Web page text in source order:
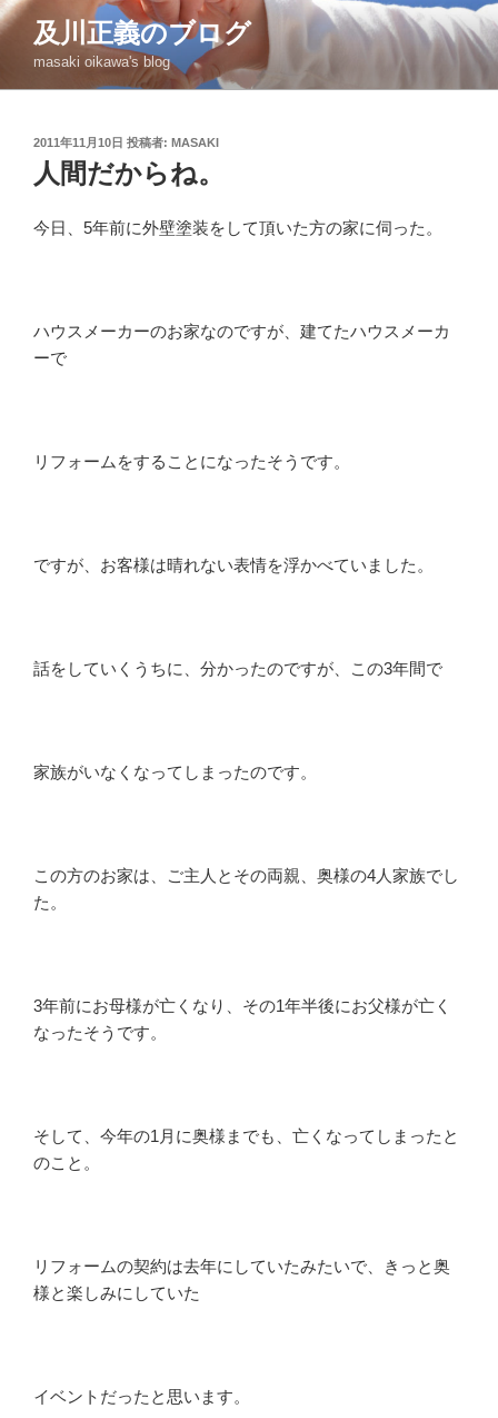
コ
ン
ン
及川正義のブログ
masaki oikawa's blog
投
稿
日:
2011年11月10日 投稿者: MASAKI
人間だからね。
今日、5年前に外壁塗装をして頂いた方の家に伺った。
ハウスメーカーのお家なのですが、建てたハウスメーカ
ーで
リフォームをすることになったそうです。
ですが、お客様は晴れない表情を浮かべていました。
話をしていくうちに、分かったのですが、この3年間で
家族がいなくなってしまったのです。
この方のお家は、ご主人とその両親、奥様の4人家族でし
た。
3年前にお母様が亡くなり、その1年半後にお父様が亡く
なったそうです。
そして、今年の1月に奥様までも、亡くなってしまったと
のこと。
リフォームの契約は去年にしていたみたいで、きっと奥
様と楽しみにしていた
イベントだったと思います。